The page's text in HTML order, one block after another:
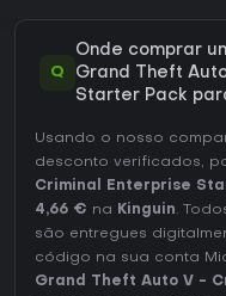
Q
Onde comprar
Grand Theft
Starter Pack
Usando o nosso
desconto verificados,
Criminal Enterprise
4,66 € na Kinguin.
são entregues
código na sua conta
Grand Theft Auto V -